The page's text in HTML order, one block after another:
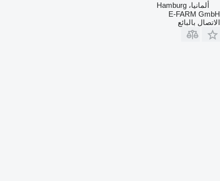
ألمانيا، Hamburg
E-FARM GmbH
الاتصال بالبائع